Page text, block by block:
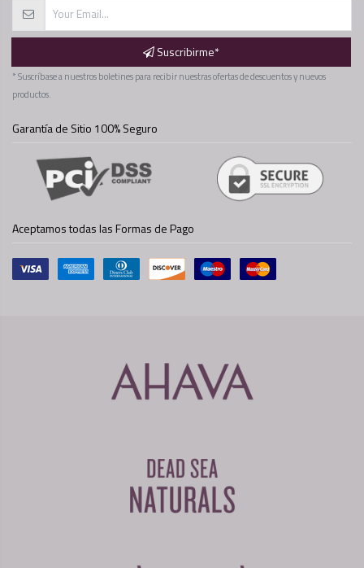
Suscribirme*
* Suscríbase a nuestros boletines para recibir nuestras ofertas de descuentos y nuevos
productos.
Garantía de Sitio 100% Seguro
Aceptamos todas las Formas de Pago